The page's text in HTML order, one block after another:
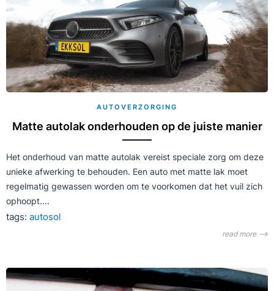
AUTOVERZORGING
Matte autolak onderhouden op de juiste manier
Het onderhoud van matte autolak vereist speciale zorg om deze
unieke afwerking te behouden. Een auto met matte lak moet
regelmatig gewassen worden om te voorkomen dat het vuil zich
ophoopt....
tags: autosol
read more ⟶